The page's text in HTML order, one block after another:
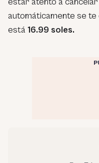
automáticamente se te
está 16.99 soles.